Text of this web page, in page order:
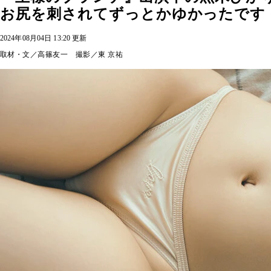
お尻を刺されてずっとかゆかったです
2024年08月04日 13:20 更新
取材・文／高篠友一 撮影／東 京祐